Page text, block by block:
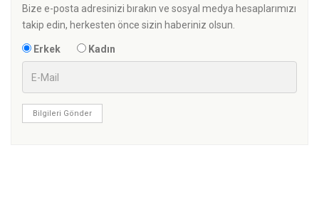
Bize e-posta adresinizi bırakın ve sosyal medya hesaplarımızı
takip edin, herkesten önce sizin haberiniz olsun.
Erkek Kadın
Bilgileri Gönder